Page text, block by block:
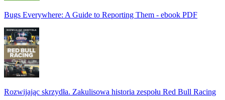
Bugs Everywhere: A Guide to Reporting Them - ebook PDF
Rozwijając skrzydła. Zakulisowa historia zespołu Red Bull Racing